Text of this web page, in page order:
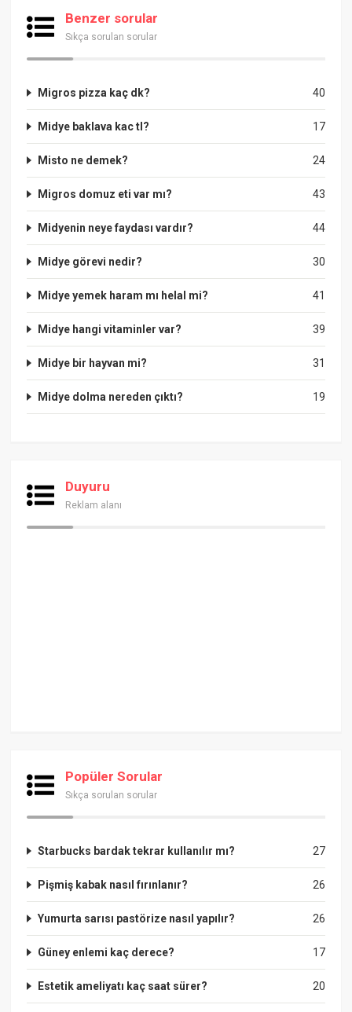
Benzer sorular
Sıkça sorulan sorular
40
Migros pizza kaç dk?
17
Midye baklava kac tl?
24
Misto ne demek?
43
Migros domuz eti var mı?
44
Midyenin neye faydası vardır?
30
Midye görevi nedir?
41
Midye yemek haram mı helal mi?
39
Midye hangi vitaminler var?
31
Midye bir hayvan mi?
19
Midye dolma nereden çıktı?
Duyuru
Reklam alanı
Popüler Sorular
Sıkça sorulan sorular
27
Starbucks bardak tekrar kullanılır mı?
26
Pişmiş kabak nasıl fırınlanır?
26
Yumurta sarısı pastörize nasıl yapılır?
17
Güney enlemi kaç derece?
20
Estetik ameliyatı kaç saat sürer?